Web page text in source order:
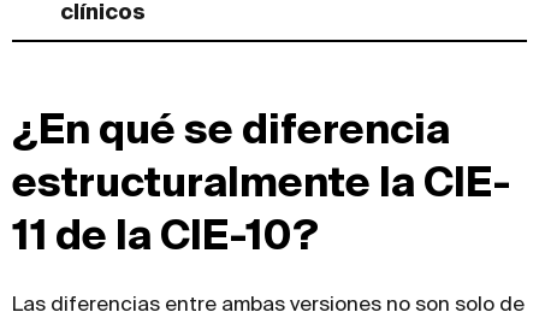
clínicos
¿En qué se diferencia
estructuralmente la CIE-
11 de la CIE-10?
Las diferencias entre ambas versiones no son solo de